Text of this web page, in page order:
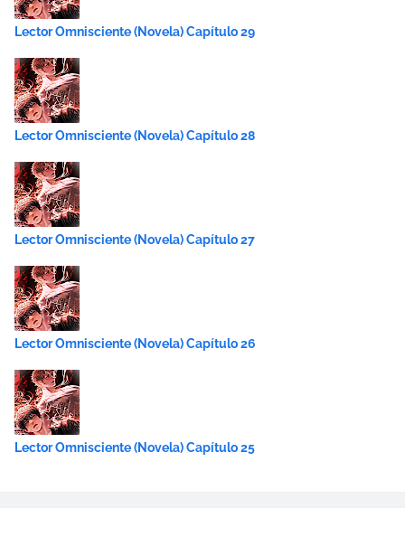
Lector Omnisciente (Novela) Capítulo 29
Lector Omnisciente (Novela) Capítulo 28
Lector Omnisciente (Novela) Capítulo 27
Lector Omnisciente (Novela) Capítulo 26
Lector Omnisciente (Novela) Capítulo 25